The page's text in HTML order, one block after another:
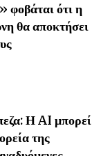
φοβάται ότι η
θα αποκτήσει
Η AI μπορεί
της